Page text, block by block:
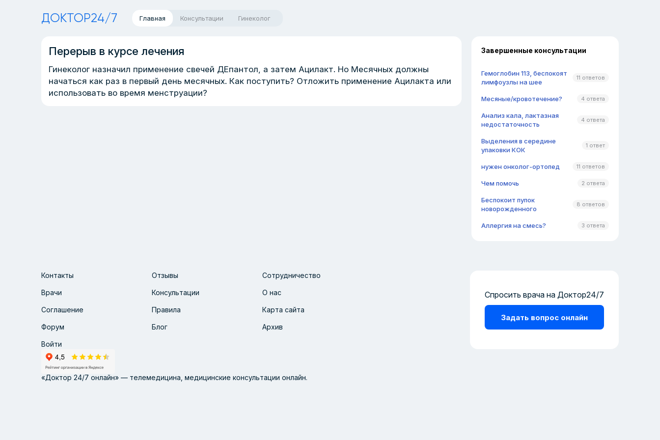
ДОКТОР24/7 Главная Консультации Гинеколог
Перерыв в курсе лечения
Гинеколог назначил применение свечей ДЕпантол, а затем Ацилакт. Но Месячных должны
начаться как раз в первый день месячных. Как поступить? Отложить применение Ацилакта или
использовать во время менструации?
Завершенные консультации
Гемоглобин 113, беспокоят
лимфоузлы на шее
11 ответов
Месяные/кровотечение? 4 ответа
Анализ кала, лактазная
недостаточность
4 ответа
Выделения в середине
упаковки КОК
1 ответ
нужен онколог-ортопед 11 ответов
Чем помочь 2 ответа
Беспокоит пупок
новорожденного
8 ответов
Аллергия на смесь? 3 ответа
Контакты Отзывы Сотрудничество
Врачи Консультации О нас
Соглашение Правила Карта сайта
Форум Блог Архив
Войти
Спросить врача на Доктор24/7
Задать вопрос онлайн
«Доктор 24/7 онлайн» — телемедицина, медицинские консультации онлайн.